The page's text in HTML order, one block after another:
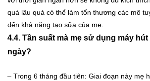
quá lâu quá có thể làm tổn thương các mô
đến khả năng tạo sữa của mẹ.
4.4. Tần suất mà mẹ sử dụng máy
ngày?
– Trong 6 tháng đầu tiên: Giai đoạn này mẹ